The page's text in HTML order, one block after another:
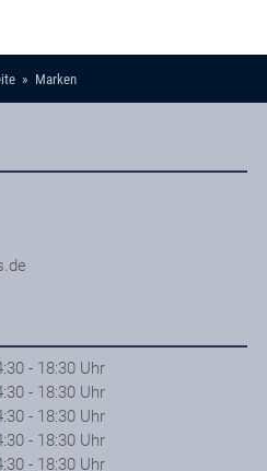
Marken
- 18:30 Uhr
- 18:30 Uhr
- 18:30 Uhr
- 18:30 Uhr
- 18:30 Uhr